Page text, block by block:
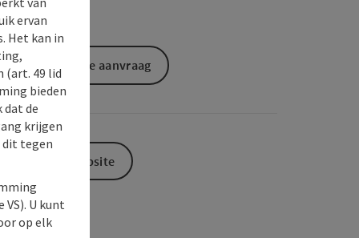
Vrijblijvende aanvraag
Naar de website
ervan
Het kan in
(art. 49 lid
bieden
dat de
krijgen
dit tegen
U kunt
op elk